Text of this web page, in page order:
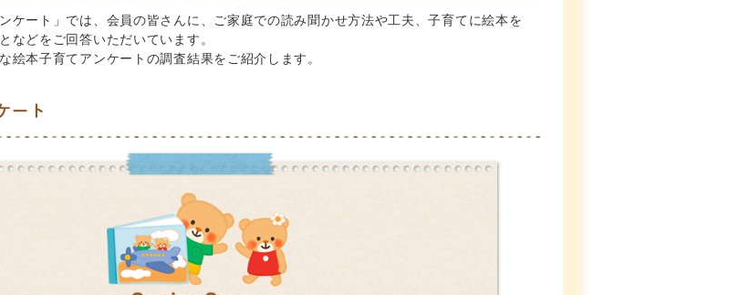
ケート」では、会員の皆さんに、ご家庭での読み聞かせ方法や工夫、子育てに絵本を
などをご回答いただいています。
絵本子育てアンケートの調査結果をご紹介します。
ート